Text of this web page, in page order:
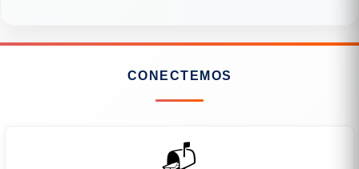
CONECTEMOS
📬